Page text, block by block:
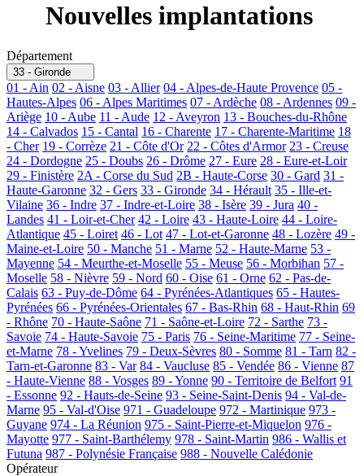
Nouvelles implantations
Département
33 - Gironde
01 - Ain 02 - Aisne 03 - Allier 04 - Alpes-de-Haute Provence 05 -
Hautes-Alpes 06 - Alpes Maritimes 07 - Ardèche 08 - Ardennes 09 -
Ariège 10 - Aube 11 - Aude 12 - Aveyron 13 - Bouches-du-Rhône
14 - Calvados 15 - Cantal 16 - Charente 17 - Charente-Maritime 18
- Cher 19 - Corrèze 21 - Côte d'Or 22 - Côtes d'Armor 23 - Creuse
24 - Dordogne 25 - Doubs 26 - Drôme 27 - Eure 28 - Eure-et-Loir
29 - Finistère 2A - Corse du Sud 2B - Haute-Corse 30 - Gard 31 -
Haute-Garonne 32 - Gers 33 - Gironde 34 - Hérault 35 - Ille-et-
Vilaine 36 - Indre 37 - Indre-et-Loire 38 - Isère 39 - Jura 40 -
Landes 41 - Loir-et-Cher 42 - Loire 43 - Haute-Loire 44 - Loire-
Atlantique 45 - Loiret 46 - Lot 47 - Lot-et-Garonne 48 - Lozère 49 -
Maine-et-Loire 50 - Manche 51 - Marne 52 - Haute-Marne 53 -
Mayenne 54 - Meurthe-et-Moselle 55 - Meuse 56 - Morbihan 57 -
Moselle 58 - Nièvre 59 - Nord 60 - Oise 61 - Orne 62 - Pas-de-
Calais 63 - Puy-de-Dôme 64 - Pyrénées-Atlantiques 65 - Hautes-
Pyrénées 66 - Pyrénées-Orientales 67 - Bas-Rhin 68 - Haut-Rhin 69
- Rhône 70 - Haute-Saône 71 - Saône-et-Loire 72 - Sarthe 73 -
Savoie 74 - Haute-Savoie 75 - Paris 76 - Seine-Maritime 77 - Seine-
et-Marne 78 - Yvelines 79 - Deux-Sèvres 80 - Somme 81 - Tarn 82 -
Tarn-et-Garonne 83 - Var 84 - Vaucluse 85 - Vendée 86 - Vienne 87
- Haute-Vienne 88 - Vosges 89 - Yonne 90 - Territoire de Belfort 91
- Essonne 92 - Hauts-de-Seine 93 - Seine-Saint-Denis 94 - Val-de-
Marne 95 - Val-d'Oise 971 - Guadeloupe 972 - Martinique 973 -
Guyane 974 - La Réunion 975 - Saint-Pierre-et-Miquelon 976 -
Mayotte 977 - Saint-Barthélemy 978 - Saint-Martin 986 - Wallis et
Futuna 987 - Polynésie Française 988 - Nouvelle Calédonie
Opérateur